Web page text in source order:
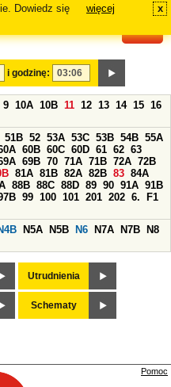
Dowiedz się
więcej x
i godzinę:
9 10A 10B 11 12 13 14 15 16
51B 52 53A 53C 53B 54B 55A
60B 60C 60D 61 62 63
69B 70 71A 71B 72A 72B
81A 81B 82A 82B 83 84A
88B 88C 88D 89 90 91A 91B
99 100 101 201 202 6.
F1
N5A N5B N6 N7A N7B
N8
Utrudnienia
Schematy
Pomoc